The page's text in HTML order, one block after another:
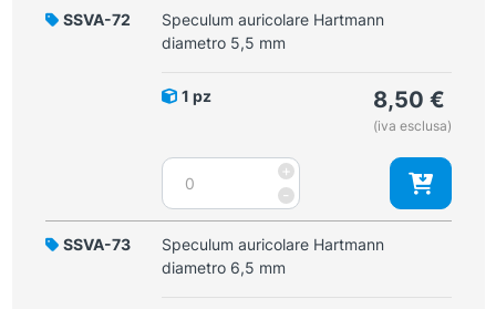
diametro
4,5
SSVA-72
Speculum auricolare Hartmann
diametro 5,5 mm
1 pz 8,50 €
(iva esclusa)
-
Speculum
auricolare
Hartmann
diametro
5,5
+
SSVA-73
Speculum auricolare Hartmann
diametro 6,5 mm